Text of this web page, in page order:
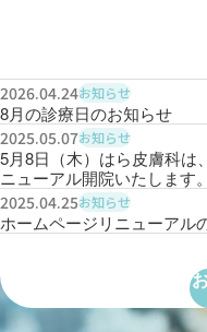
2026.04.24お知らせ
8月の診療日のお知らせ
2025.05.07お知らせ
5月8日（木）はら皮膚科は
ニューアル開院いたします。
2025.04.25お知らせ
ホームページリニューアル